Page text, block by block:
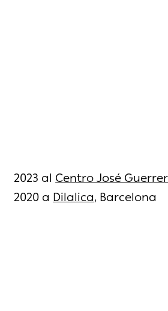
2023 al Centro José
2020 a Dilalica, Barcelona